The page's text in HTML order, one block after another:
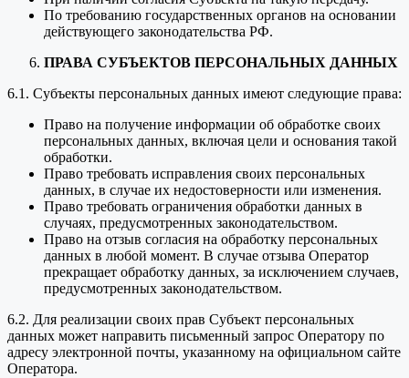
По требованию государственных органов на основании
действующего законодательства РФ.
ПРАВА СУБЪЕКТОВ ПЕРСОНАЛЬНЫХ ДАННЫХ
6.1. Субъекты персональных данных имеют следующие права:
Право на получение информации об обработке своих
персональных данных, включая цели и основания такой
обработки.
Право требовать исправления своих персональных
данных, в случае их недостоверности или изменения.
Право требовать ограничения обработки данных в
случаях, предусмотренных законодательством.
Право на отзыв согласия на обработку персональных
данных в любой момент. В случае отзыва Оператор
прекращает обработку данных, за исключением случаев,
предусмотренных законодательством.
6.2. Для реализации своих прав Субъект персональных
данных может направить письменный запрос Оператору по
адресу электронной почты, указанному на официальном сайте
Оператора.